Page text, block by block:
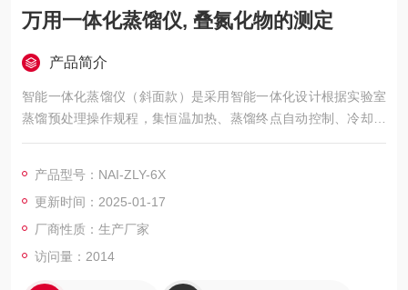
万用一体化蒸馏仪, 叠氮化物的测定
产品简介
智能一体化蒸馏仪（斜面款）是采用智能一体化设计根据实验室
蒸馏预处理操作规程，集恒温加热、蒸馏终点自动控制、冷却水
循环于一体的新型智能蒸馏处理装置。万用一体化蒸馏仪, 叠氮化
产品型号：NAI-ZLY-6X
更新时间：2025-01-17
厂商性质：生产厂家
访问量：2014